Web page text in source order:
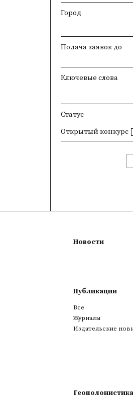
Город
Подача заявок до
Ключевые слова
Статус
Открытый конкурс
Новости
Публикации
Все
Журналы
Издательские
Геополонистика